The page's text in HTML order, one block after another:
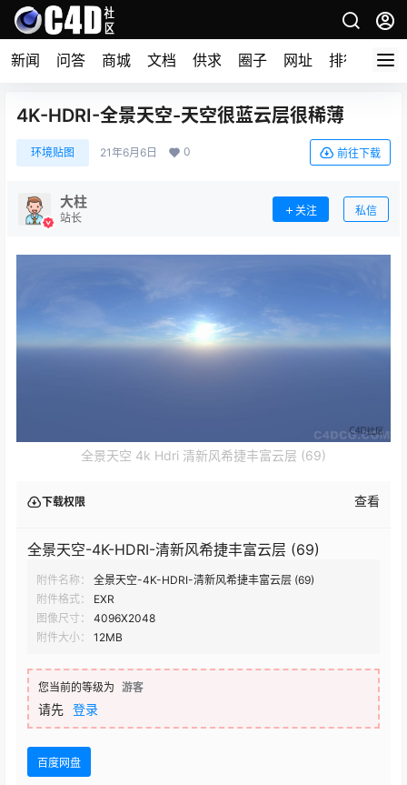
新闻 问答 商城 文档 供求 圈子 网址 排行榜
4K-HDRI-全景天空-天空很蓝云层很稀薄
环境贴图 21年6月6日 0 前往下载
大柱
站长
关注 私信
全景天空 4k Hdri 清新风希捷丰富云层 (69)
下载权限 查看
全景天空-4K-HDRI-清新风希捷丰富云层 (69)
附件名称：
全景天空-4K-HDRI-清新风希捷丰富云层 (69)
附件格式：
EXR
图像尺寸：
4096X2048
附件大小：
12MB
您当前的等级为 游客
请先 登录
百度网盘